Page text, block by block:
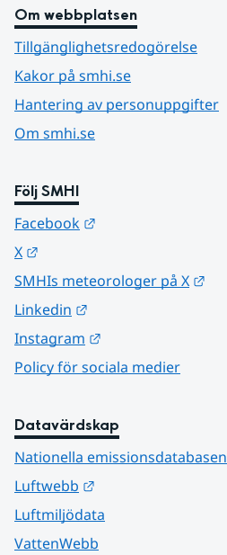
Om webbplatsen
Tillgänglighetsredogörelse
Kakor på smhi.se
Hantering av personuppgifter
Om smhi.se
Följ SMHI
Facebook
X
SMHIs meteorologer på X
Linkedin
Instagram
Policy för sociala medier
Datavärdskap
Nationella emissionsdatabasen
Luftwebb
Luftmiljödata
VattenWebb